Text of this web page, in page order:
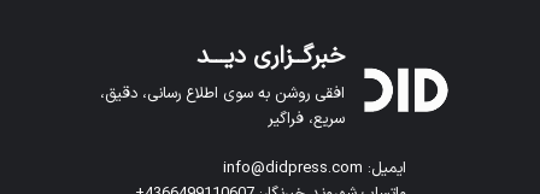
خبرگــزاری دیـــد
افقی روشن به سوی اطلاع رسانی، دقیق،
سریع، فراگیر
ایمیل: info@didpress.com